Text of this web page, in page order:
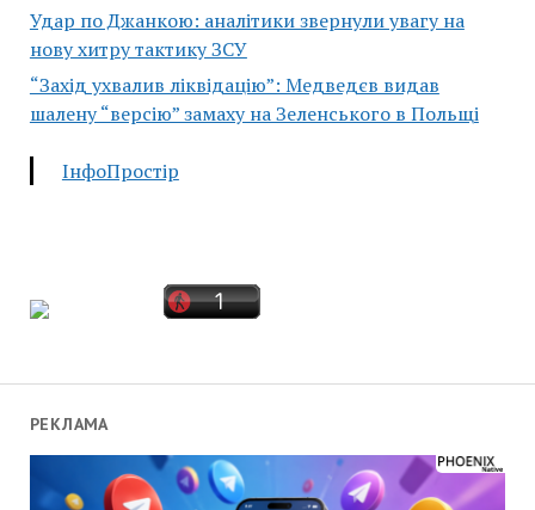
Удар по Джанкою: аналітики звернули увагу на
нову хитру тактику ЗСУ
“Захід ухвалив ліквідацію”: Медведєв видав
шалену “версію” замаху на Зеленського в Польщі
ІнфоПростір
РЕКЛАМА